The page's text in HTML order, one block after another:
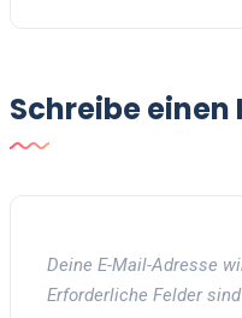
Schreibe
Deine E-Mail-Adresse
Erforderliche Felder